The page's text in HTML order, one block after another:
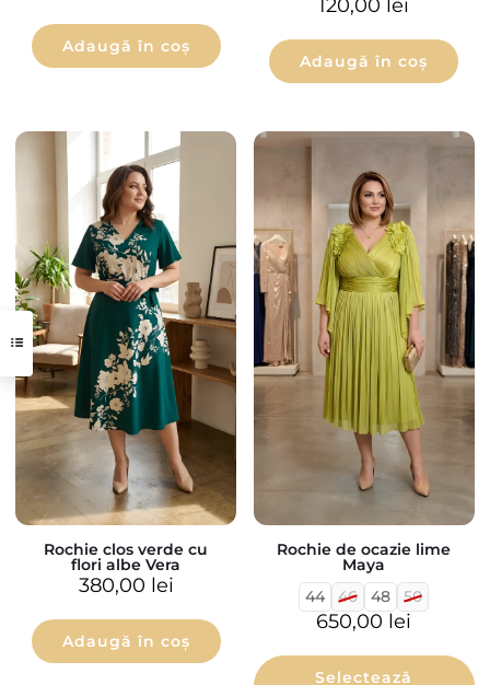
Adaugă în coș
120,00 lei
Adaugă în coș
Rochie clos verde cu
flori albe Vera
380,00 lei
Adaugă în coș
Rochie de ocazie lime
Maya
44
46 48 50
650,00 lei
Selectează